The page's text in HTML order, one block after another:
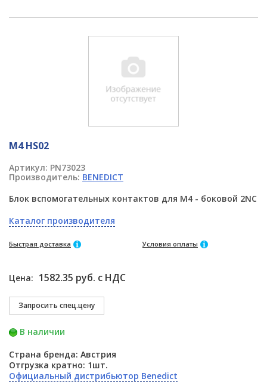
M4 HS02
Артикул: PN73023
Производитель: BENEDICT
Блок вспомогательных контактов для M4 - боковой 2NC
Каталог производителя
Быстрая доставка Условия оплаты
Цена: 1582.35 руб. с НДС
В наличии
Страна бренда: Австрия
Отгрузка кратно: 1шт.
Официальный дистрибьютор Benedict